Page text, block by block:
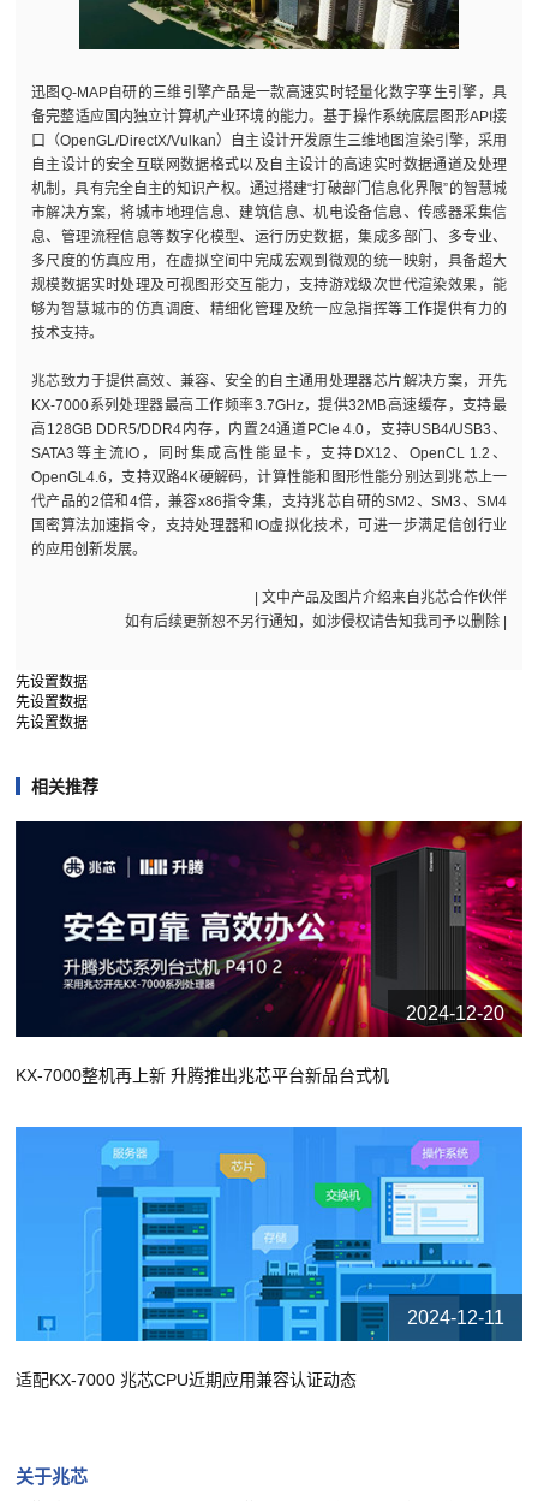
迅图Q-MAP自研的三维引擎产品是一款高速实时轻量化数字孪生引擎，具
备完整适应国内独立计算机产业环境的能力。基于操作系统底层图形API接
口（OpenGL/DirectX/Vulkan）自主设计开发原生三维地图渲染引擎，采用
自主设计的安全互联网数据格式以及自主设计的高速实时数据通道及处理
机制，具有完全自主的知识产权。通过搭建“打破部门信息化界限”的智慧城
市解决方案，将城市地理信息、建筑信息、机电设备信息、传感器采集信
息、管理流程信息等数字化模型、运行历史数据，集成多部门、多专业、
多尺度的仿真应用，在虚拟空间中完成宏观到微观的统一映射，具备超大
规模数据实时处理及可视图形交互能力，支持游戏级次世代渲染效果，能
够为智慧城市的仿真调度、精细化管理及统一应急指挥等工作提供有力的
技术支持。
兆芯致力于提供高效、兼容、安全的自主通用处理器芯片解决方案，开先
KX-7000系列处理器最高工作频率3.7GHz，提供32MB高速缓存，支持最
高128GB DDR5/DDR4内存，内置24通道PCIe 4.0，支持USB4/USB3、
SATA3等主流IO，同时集成高性能显卡，支持DX12、OpenCL 1.2、
OpenGL4.6，支持双路4K硬解码，计算性能和图形性能分别达到兆芯上一
代产品的2倍和4倍，兼容x86指令集，支持兆芯自研的SM2、SM3、SM4
国密算法加速指令，支持处理器和IO虚拟化技术，可进一步满足信创行业
的应用创新发展。
| 文中产品及图片介绍来自兆芯合作伙伴
如有后续更新恕不另行通知，如涉侵权请告知我司予以删除 |
先设置数据
先设置数据
先设置数据
相关推荐
2024-12-20
KX-7000整机再上新 升腾推出兆芯平台新品台式机
2024-12-11
适配KX-7000 兆芯CPU近期应用兼容认证动态
关于兆芯